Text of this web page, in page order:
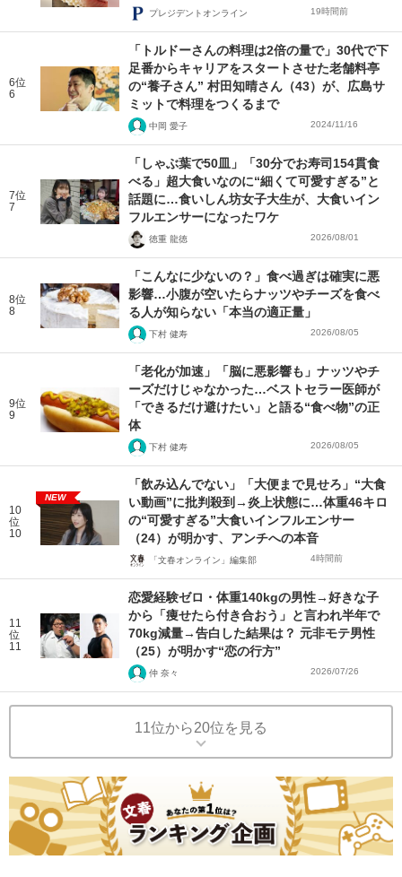
プレジデントオンライン 19時間前
6位
6
「トルドーさんの料理は2倍の量で」30代で下
足番からキャリアをスタートさせた老舗料亭
の“養子さん” 村田知晴さん（43）が、広島サ
ミットで料理をつくるまで
中岡 愛子 2024/11/16
7位
7
「しゃぶ葉で50皿」「30分でお寿司154貫食
べる」超大食いなのに“細くて可愛すぎる”と
話題に…食いしん坊女子大生が、大食いイン
フルエンサーになったワケ
徳重 龍徳 2026/08/01
8位
8
「こんなに少ないの？」食べ過ぎは確実に悪
影響…小腹が空いたらナッツやチーズを食べ
る人が知らない「本当の適正量」
下村 健寿 2026/08/05
9位
9
「老化が加速」「脳に悪影響も」ナッツやチ
ーズだけじゃなかった…ベストセラー医師が
「できるだけ避けたい」と語る“食べ物”の正
体
下村 健寿 2026/08/05
10
位
10
NEW
「飲み込んでない」「大便まで見せろ」“大食
い動画”に批判殺到→炎上状態に…体重46キロ
の“可愛すぎる”大食いインフルエンサー
（24）が明かす、アンチへの本音
「文春オンライン」編集部 4時間前
11
位
11
恋愛経験ゼロ・体重140kgの男性→好きな子
から「痩せたら付き合おう」と言われ半年で
70kg減量→告白した結果は？ 元非モテ男性
（25）が明かす“恋の行方”
仲 奈々 2026/07/26
11位から20位を見る